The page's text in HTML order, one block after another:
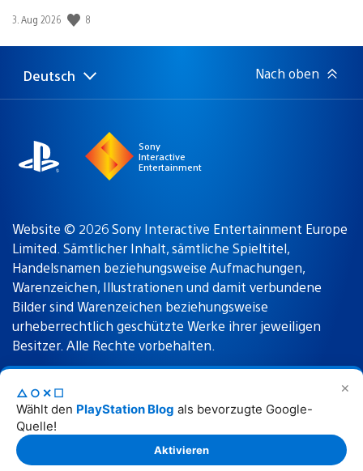
✕
△○✕☐
Wählt den PlayStation Blog als bevorzugte Google-
Quelle!
Aktivieren
Veröffentlichungsdatum:
3. Aug 2026 8
Select
Aktuelle
Deutsch Nach oben
Sony
Interactive
Entertainment
Website © 2026 Sony Interactive Entertainment Europe
Limited. Sämtlicher Inhalt, sämtliche Spieltitel,
Handelsnamen beziehungsweise Aufmachungen,
Warenzeichen, Illustrationen und damit verbundene
Bilder sind Warenzeichen beziehungsweise
urheberrechtlich geschützte Werke ihrer jeweiligen
Besitzer. Alle Rechte vorbehalten.
Nutzungsbedingungen Datenschutzrichtlinie
Rechtliche Hinweise